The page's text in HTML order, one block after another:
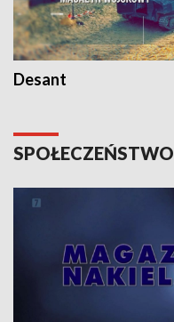
Desant
SPOŁECZEŃSTWO